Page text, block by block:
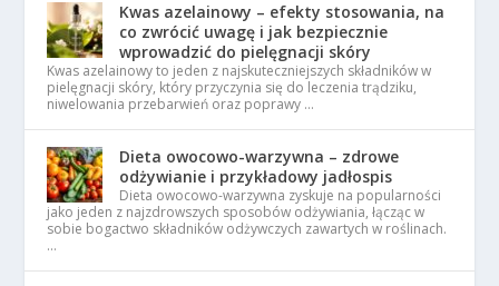
Kwas azelainowy – efekty stosowania, na
co zwrócić uwagę i jak bezpiecznie
wprowadzić do pielęgnacji skóry
Kwas azelainowy to jeden z najskuteczniejszych składników w
pielęgnacji skóry, który przyczynia się do leczenia trądziku,
niwelowania przebarwień oraz poprawy …
Dieta owocowo-warzywna – zdrowe
odżywianie i przykładowy jadłospis
Dieta owocowo-warzywna zyskuje na popularności
jako jeden z najzdrowszych sposobów odżywiania, łącząc w
sobie bogactwo składników odżywczych zawartych w roślinach.
…